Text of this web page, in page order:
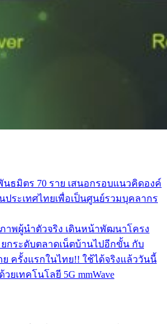
นธมิตร 70 ราย เสนอกรอบแนวคิดองค์
ประเทศไทยเพื่อเป็นศูนย์รวมบุคลากร
ภาพผู้นำตัวจริง เดินหน้าพัฒนาโครง
กระดับตลาดเน็ตบ้านไปอีกขั้น กับ
ครั้งแรกในไทย!! ใช้ได้จริงแล้ววันนี้
ยเทคโนโลยี 5G mmWave